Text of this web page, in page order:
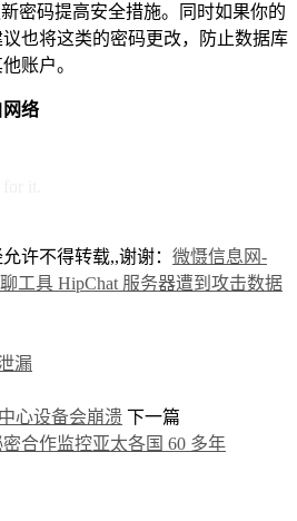
密码提高安全措施。同时如果你的
也将这类的密码更改，防止数据库
账户。
网络
许不得转载,,谢谢： 微慑信息网-
工具 HipChat 服务器遭到攻击数据
漏
心设备会崩溃 下一篇
合作监控亚太各国 60 多年